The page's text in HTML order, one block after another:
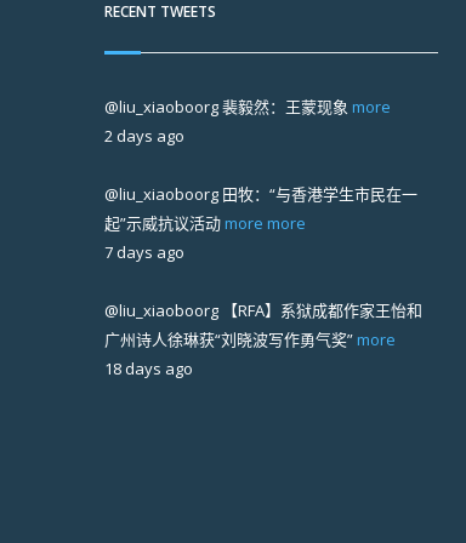
RECENT TWEETS
@liu_xiaoboorg裴毅然：王蒙现象 more
2 days ago
@liu_xiaoboorg 田牧：“与香港学生市民在一
起”示威抗议活动 more more
7 days ago
@liu_xiaoboorg 【RFA】系狱成都作家王怡和
广州诗人徐琳获“刘晓波写作勇气奖” more
18 days ago